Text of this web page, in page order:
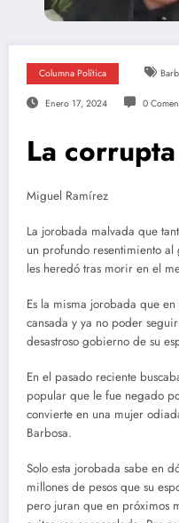
Columna Política
Enero 17, 2024 0
La
Miguel Ramírez
La jorobada malvada que
un profundo resentimiento
les heredó tras morir en el
Es la misma jorobada que
cansada y ya no poder
desastroso gobierno de su
En el pasado reciente
popular que le fue negado
convierte en una mujer
Barbosa.
Solo esta jorobada sabe en
millones de pesos que su
pero juran que en próximos